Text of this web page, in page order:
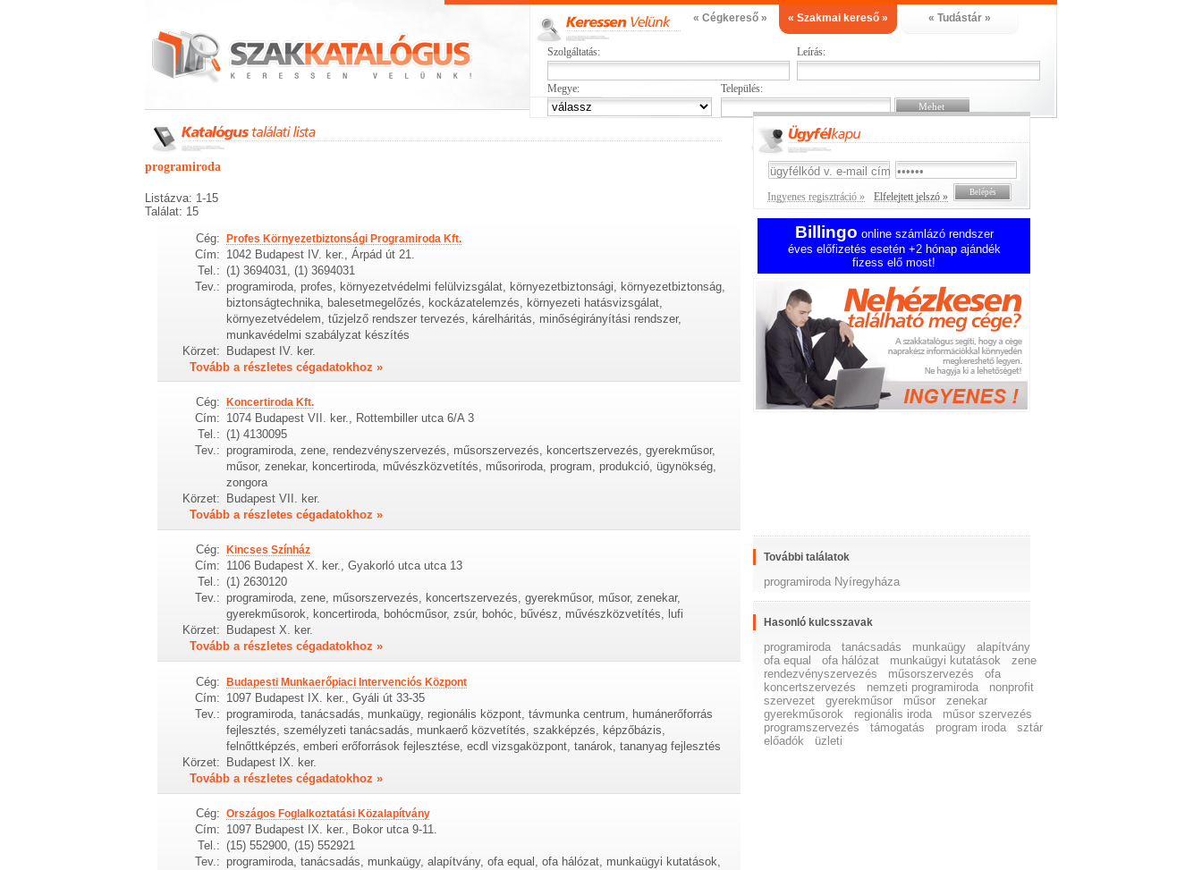
« Cégkereső » « Szakmai kereső » « Tudástár »
Szolgáltatás: Leírás:
Megye: Település:
programiroda
Listázva: 1-15
Találat: 15
Cég: Profes Környezetbiztonsági Programiroda Kft.
Cím: 1042 Budapest IV. ker., Árpád út 21.
Tel.: (1) 3694031, (1) 3694031
Tev.: programiroda, profes, környezetvédelmi felülvizsgálat, környezetbiztonsági, környezetbiztonság,
biztonságtechnika, balesetmegelőzés, kockázatelemzés, környezeti hatásvizsgálat,
környezetvédelem, tűzjelző rendszer tervezés, kárelháritás, minőségirányítási rendszer,
munkavédelmi szabályzat készítés
Körzet: Budapest IV. ker.
Tovább a részletes cégadatokhoz »
Cég: Koncertiroda Kft.
Cím: 1074 Budapest VII. ker., Rottembiller utca 6/A 3
Tel.: (1) 4130095
Tev.: programiroda, zene, rendezvényszervezés, műsorszervezés, koncertszervezés, gyerekműsor,
műsor, zenekar, koncertiroda, művészközvetítés, műsoriroda, program, produkció, ügynökség,
zongora
Körzet:
Budapest VII. ker.
Tovább a részletes cégadatokhoz »
Cég: Kincses Színház
Cím: 1106 Budapest X. ker., Gyakorló utca utca 13
Tel.: (1) 2630120
Tev.: programiroda, zene, műsorszervezés, koncertszervezés, gyerekműsor, műsor, zenekar,
gyerekműsorok, koncertiroda, bohócműsor, zsúr, bohóc, bűvész, művészközvetítés, lufi
Körzet:
Budapest X. ker.
Tovább a részletes cégadatokhoz »
Cég: Budapesti Munkaerőpiaci Intervenciós Központ
Cím: 1097 Budapest IX. ker., Gyáli út 33-35
Tev.: programiroda, tanácsadás, munkaügy, regionális központ, távmunka centrum, humánerőforrás
fejlesztés, személyzeti tanácsadás, munkaerő közvetítés, szakképzés, képzőbázis,
felnőttképzés, emberi erőforrások fejlesztése, ecdl vizsgaközpont, tanárok, tananyag fejlesztés
Körzet:
Budapest IX. ker.
Tovább a részletes cégadatokhoz »
Cég: Országos Foglalkoztatási Közalapítvány
Cím: 1097 Budapest IX. ker., Bokor utca 9-11.
Tel.: (15) 552900, (15) 552921
Tev.: programiroda, tanácsadás, munkaügy, alapítvány, ofa equal, ofa hálózat, munkaügyi kutatások,
Ingyenes regisztráció » Elfelejtett jelszó »
Billingo online számlázó rendszer
éves előfizetés esetén +2 hónap ajándék
fizess elő most!
További találatok
programiroda Nyíregyháza
Hasonló kulcsszavak
programiroda tanácsadás munkaügy
alapítvány
ofa equal
ofa hálózat munkaügyi kutatások
zene
rendezvényszervezés
műsorszervezés
ofa
koncertszervezés
nemzeti programiroda
nonprofit
szervezet
gyerekműsor műsor
zenekar
gyerekműsorok
regionális iroda
műsor szervezés
programszervezés
támogatás program iroda
sztár
előadók
üzleti